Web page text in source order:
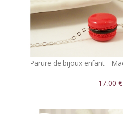
Parure de bijoux enfant -
17,00 €